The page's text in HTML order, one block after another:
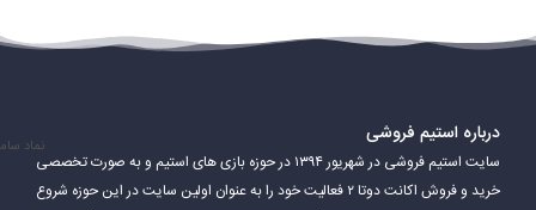
قهرمان دارای توانایی‌ها، قدرت‌ها و ضعف‌های منحصر به فرد خود است.
کنند.
دوتا 2 یک بازی بسیار پیچیده و عمیق است. بازیکنان باید مهارت‌های
درباره استیم فروشی
سایت استیم فروشی در شهریور ۱۳۹۴ در حوزه بازی های استیم و به صورت تخصصی
خرید و فروش اکانت دوتا ۲ فعالیت خود را به عنوان اولین سایت در این حوزه شروع
نماد